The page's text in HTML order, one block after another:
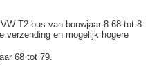
T2 bus van bouwjaar 8-68 tot 8-
verzending en mogelijk hogere
68 tot 79.